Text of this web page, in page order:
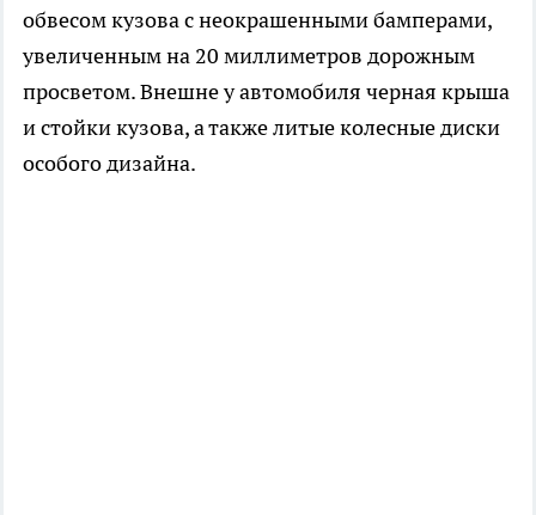
обвесом кузова с неокрашенными бамперами,
увеличенным на 20 миллиметров дорожным
просветом. Внешне у автомобиля черная крыша
и стойки кузова, а также литые колесные диски
особого дизайна.